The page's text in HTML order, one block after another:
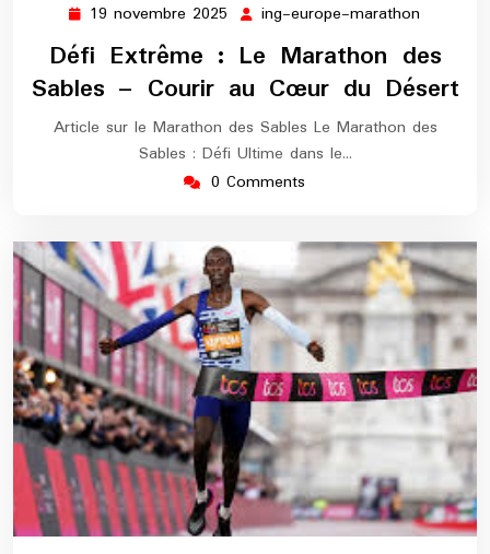
19 novembre 2025 19
novembre
2025
ing-europe-marathon
marathon
Défi Extrême : Le Marathon des
Sables – Courir au Cœur du Désert
Article sur le Marathon des Sables Le Marathon des
Sables : Défi Ultime dans le…
0 Comments